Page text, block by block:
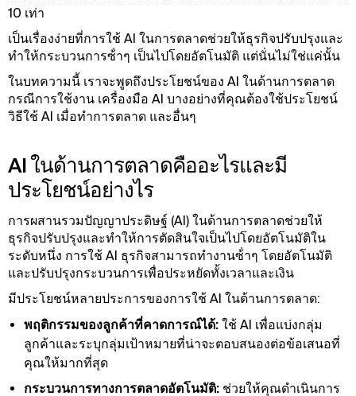
10 เท่า
เป็นเรื่องง่ายที่การใช้ AI ในการตลาดช่วยให้ธุรกิจปรับปรุงและ
ทําให้กระบวนการซ้ําๆ เป็นไปโดยอัตโนมัติ แต่นั่นไม่ใช่แค่นั้น
ในบทความนี้ เราจะพูดถึงประโยชน์ของ AI ในด้านการตลาด
กรณีการใช้งาน เครื่องมือ AI บางอย่างที่คุณต้องใช้ประโยชน์
วิธีใช้ AI เมื่อทําการตลาด และอื่นๆ
AI ในด้านการตลาดคืออะไรและมี
ประโยชน์อย่างไร
การผสานรวมปัญญาประดิษฐ์ (AI) ในด้านการตลาดช่วยให้
ธุรกิจปรับปรุงและทําให้การตัดสินใจเป็นไปโดยอัตโนมัติใน
ระดับหนึ่ง การใช้ AI ธุรกิจสามารถทํางานซ้ําๆ โดยอัตโนมัติ
และปรับปรุงกระบวนการเพื่อประหยัดทั้งเวลาและเงิน
มีประโยชน์หลายประการของการใช้ AI ในด้านการตลาด:
พฤติกรรมของลูกค้าที่คาดการณ์ได้: ใช้ AI เพื่อแบ่งกลุ่ม
ลูกค้าและระบุกลุ่มเป้าหมายที่น่าจะตอบสนองต่อข้อเสนอที่
คุณให้มากที่สุด
กระบวนการทางการตลาดอัตโนมัติ: ช่วยให้คุณดําเนินการ